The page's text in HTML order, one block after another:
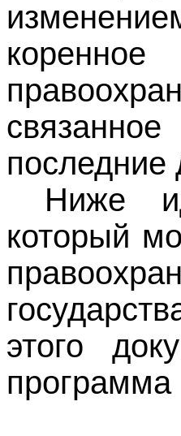
последние
Ниже
который
этого